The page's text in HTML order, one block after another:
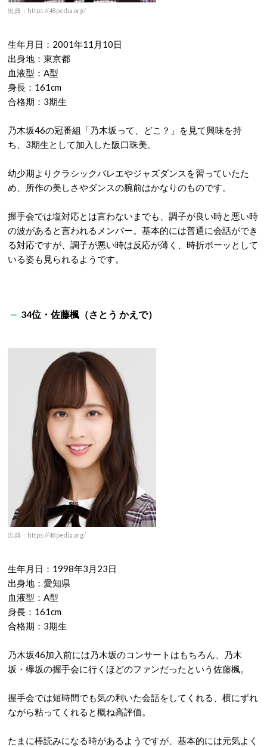
出典：https://48pedia.org/
生年月日：2001年11月10日
出身地：東京都
血液型：A型
身長：161cm
合格期：3期生
乃木坂46の冠番組「乃木坂って、どこ？」を見て興味を持
ち、3期生として加入した阪口珠美。
幼少期よりクラシックバレエやジャズダンスを習っていたた
め、所作の美しさやダンスの腕前はかなりのものです。
握手会では塩対応とは言わないまでも、調子が良い時と悪い時
の波があると言われるメンバー。基本的には普通に会話ができ
る対応ですが、調子が悪い時は反応が薄く、時折ボーッとして
いる姿も見られるようです。
34位・佐藤楓（さとう かえで）
出典：https://48pedia.org/
生年月日：1998年3月23日
出身地：愛知県
血液型：A型
身長：161cm
合格期：3期生
乃木坂46加入前には乃木坂のコンサートはもちろん、乃木
坂・欅坂の握手会に行くほどのファンだったという佐藤楓。
握手会では短時間でも気の利いた会話をしてくれる、横にずれ
ながら粘ってくれると概ね高評価。
たまに棒読みになる時があるようですが、基本的には元気よく